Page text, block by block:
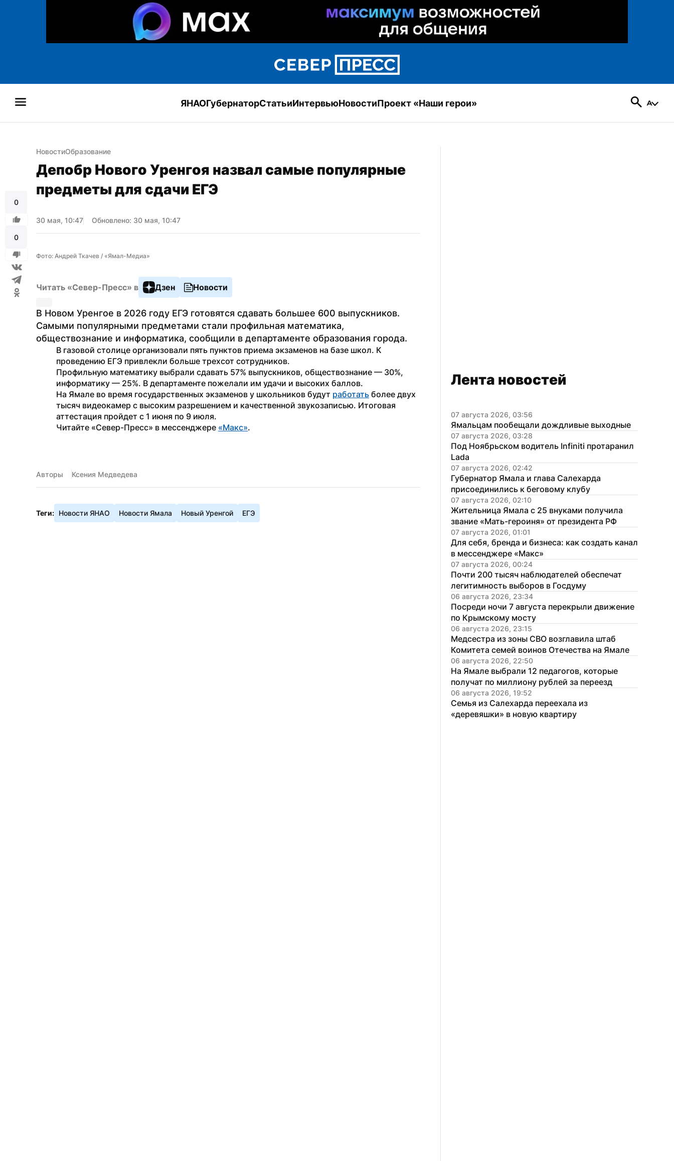
ЯНАОГубернаторСтатьиИнтервьюНовостиПроект «Наши герои»
0
0
НовостиОбразование
Депобр Нового Уренгоя назвал самые популярные
предметы для сдачи ЕГЭ
30 мая, 10:47 Обновлено: 30 мая, 10:47
Фото: Андрей Ткачев / «Ямал-Медиа»
Читать «Север-Пресс» в Дзен Новости
В Новом Уренгое в 2026 году ЕГЭ готовятся сдавать большее 600 выпускников.
Самыми популярными предметами стали профильная математика,
обществознание и информатика, сообщили в департаменте образования города.
В газовой столице организовали пять пунктов приема экзаменов на базе школ. К
проведению ЕГЭ привлекли больше трехсот сотрудников.
Профильную математику выбрали сдавать 57% выпускников, обществознание — 30%,
информатику — 25%. В департаменте пожелали им удачи и высоких баллов.
На Ямале во время государственных экзаменов у школьников будут работать более двух
тысяч видеокамер с высоким разрешением и качественной звукозаписью. Итоговая
аттестация пройдет с 1 июня по 9 июля.
Читайте «Север-Пресс» в мессенджере «Макс».
Авторы Ксения Медведева
Теги: Новости ЯНАО Новости Ямала Новый Уренгой ЕГЭ
Лента новостей
07 августа 2026, 03:56
Ямальцам пообещали дождливые выходные
07 августа 2026, 03:28
Под Ноябрьском водитель Infiniti протаранил
Lada
07 августа 2026, 02:42
Губернатор Ямала и глава Салехарда
присоединились к беговому клубу
07 августа 2026, 02:10
Жительница Ямала с 25 внуками получила
звание «Мать-героиня» от президента РФ
07 августа 2026, 01:01
Для себя, бренда и бизнеса: как создать канал
в мессенджере «Макс»
07 августа 2026, 00:24
Почти 200 тысяч наблюдателей обеспечат
легитимность выборов в Госдуму
06 августа 2026, 23:34
Посреди ночи 7 августа перекрыли движение
по Крымскому мосту
06 августа 2026, 23:15
Медсестра из зоны СВО возглавила штаб
Комитета семей воинов Отечества на Ямале
06 августа 2026, 22:50
На Ямале выбрали 12 педагогов, которые
получат по миллиону рублей за переезд
06 августа 2026, 19:52
Семья из Салехарда переехала из
«деревяшки» в новую квартиру